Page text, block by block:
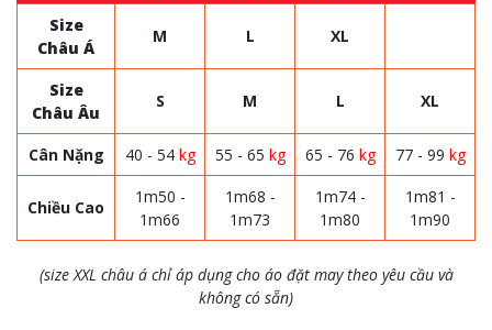
Size
Châu Á
M L XL
Size
Châu Âu
S M L XL
Cân Nặng 40 - 54 kg 55 - 65 kg 65 - 76 kg 77 - 99 kg
Chiều Cao
1m50 -
1m66
1m68 -
1m73
1m74 -
1m80
1m81 -
1m90
(size XXL châu á chỉ áp dụng cho áo đặt may theo yêu cầu và
không có sẵn)